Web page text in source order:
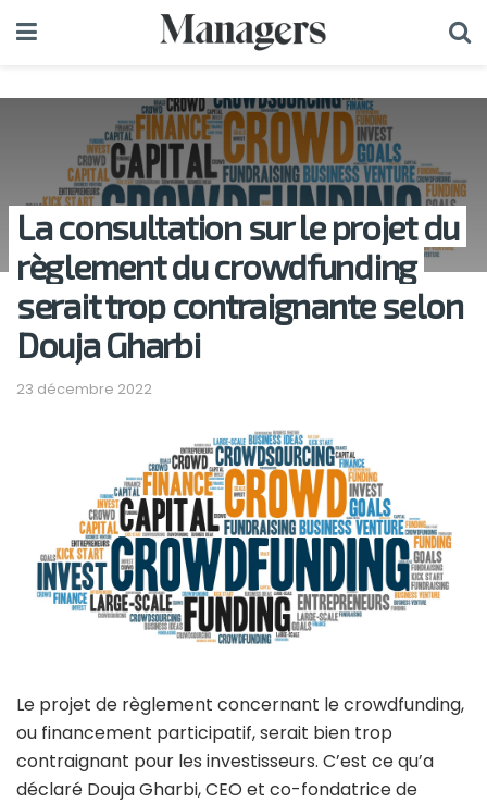
La consultation sur le projet du
règlement du crowdfunding
serait trop contraignante selon
Douja Gharbi
23 décembre 2022
Le projet de règlement concernant le crowdfunding,
ou financement participatif, serait bien trop
contraignant pour les investisseurs. C’est ce qu’a
déclaré Douja Gharbi, CEO et co-fondatrice de